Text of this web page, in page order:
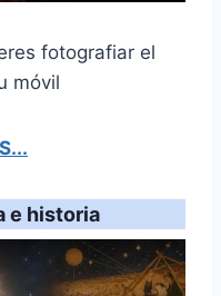
fotografiar el
móvil
e historia